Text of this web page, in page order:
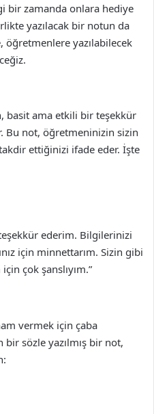
bir zamanda onlara hediye
yazılacak bir notun da
yazılabilecek
basit ama etkili bir teşekkür
Bu not, öğretmeninizin sizin
ettiğinizi ifade eder. İşte
teşekkür ederim. Bilgilerinizi
için minnettarım. Sizin gibi
çok şanslıyım.”
vermek için çaba
sözle yazılmış bir not,